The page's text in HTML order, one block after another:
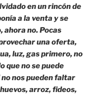
en un rincón de
a la venta y se
ahora no. Pocas
una oferta,
luz, gas primero, no
que no se puede
nos pueden faltar
arroz, fideos,